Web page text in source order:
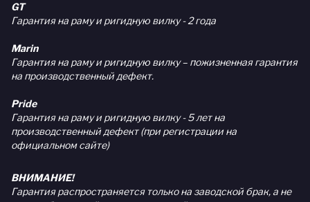
GT
Гарантия на раму и ригидную вилку - 2 года
Marin
Гарантия на раму и ригидную вилку – пожизненная гарантия
на производственный дефект.
Pride
Гарантия на раму и ригидную вилку - 5 лет на
производственный дефект (при регистрации на
официальном сайте)
ВНИМАНИЕ!
Гарантия распространяется только на заводской брак, а не